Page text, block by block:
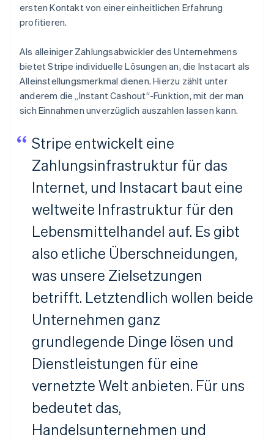
ersten Kontakt von einer einheitlichen Erfahrung
profitieren.
Als alleiniger Zahlungsabwickler des Unternehmens
bietet Stripe individuelle Lösungen an, die Instacart als
Alleinstellungsmerkmal dienen. Hierzu zählt unter
anderem die „Instant Cashout“-Funktion, mit der man
sich Einnahmen unverzüglich auszahlen lassen kann.
Stripe entwickelt eine
Zahlungsinfrastruktur für das
Internet, und Instacart baut eine
weltweite Infrastruktur für den
Lebensmittelhandel auf. Es gibt
also etliche Überschneidungen,
was unsere Zielsetzungen
betrifft. Letztendlich wollen beide
Unternehmen ganz
grundlegende Dinge lösen und
Dienstleistungen für eine
vernetzte Welt anbieten. Für uns
bedeutet das,
Handelsunternehmen und